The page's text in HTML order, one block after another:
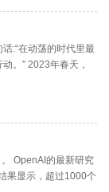
:“在动荡的时代里最
。” 2023年春天，
OpenAI的最新研究
果显示，超过1000个